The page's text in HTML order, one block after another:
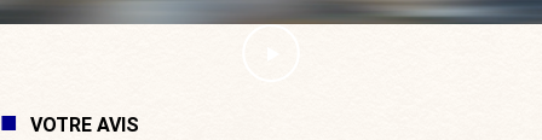
VOTRE AVIS